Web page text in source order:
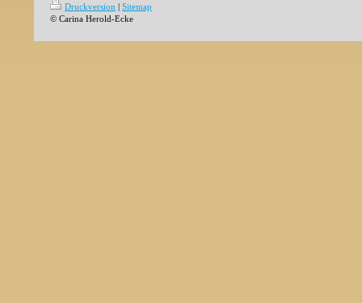
Druckversion | Sitemap
© Carina Herold-Ecke